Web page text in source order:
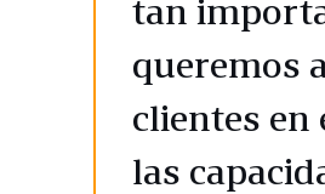
tan
queremos
clientes en
las